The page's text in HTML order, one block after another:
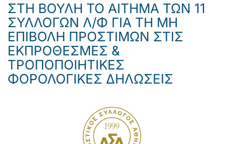
ΣΤΗ ΒΟΥΛΗ ΤΟ ΑΙΤΗΜΑ ΤΩΝ 11
ΣΥΛΛΟΓΩΝ Λ/Φ ΓΙΑ ΤΗ ΜΗ
ΕΠΙΒΟΛΗ ΠΡΟΣΤΙΜΩΝ ΣΤΙΣ
ΕΚΠΡΟΘΕΣΜΕΣ &
ΤΡΟΠΟΠΟΙΗΤΙΚΕΣ
ΦΟΡΟΛΟΓΙΚΕΣ ΔΗΛΩΣΕΙΣ